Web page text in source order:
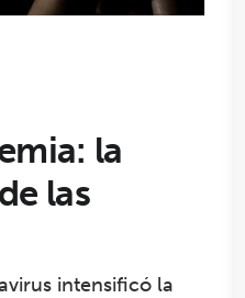
la
las
intensificó la